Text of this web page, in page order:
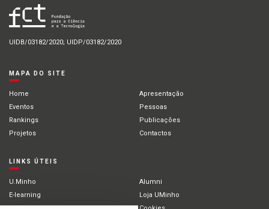
UIDB/03182/2020; UIDP/03182/2020
MAPA DO SITE
Home
Apresentação
Eventos
Pessoas
Rankings
Publicações
Projetos
Contactos
LINKS ÚTEIS
U.Minho
Alumni
E-learning
Loja UMinho